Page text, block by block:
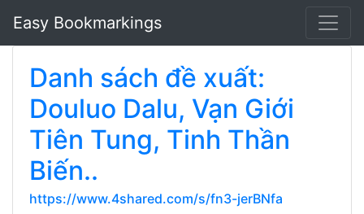
Easy Bookmarkings
Danh sách đề xuất:
Douluo Dalu, Vạn Giới
Tiên Tung, Tinh Thần
Biến..
https://www.4shared.com/s/fn3-jerBNfa